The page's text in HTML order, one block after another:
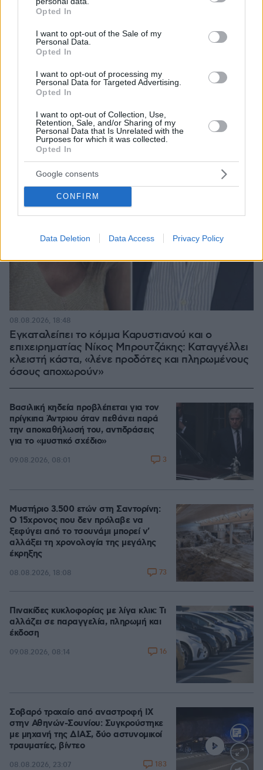
grant or deny consent to Google and its third-party tags to
use your data for below specified purposes in below Google
consent section.
Opted In
I want to opt-out of the Sale of my
Personal Data.
Opted In
I want to opt-out of processing my
Personal Data for Targeted Advertising.
Opted In
I want to opt-out of Collection, Use,
Retention, Sale, and/or Sharing of my
Personal Data that Is Unrelated with the
Purposes for which it was collected.
Opted In
Google consents
CONFIRM
Data Deletion Data Access Privacy Policy
τον 13χρονο Λιονέλ από το χέρι και άλλαξε την
χαρτοπετσέτα
Εγκαταλείπει το κόμμα Καρυστιανού και ο
επιχειρηματίας Νίκος Μπρουτζάκης: Καταγγέλλει
κλειστή κάστα, «λένε προδότες και πληρωμένους
όσους αποχωρούν»
08.08.2026, 18:48
Βασιλική κηδεία προβλέπεται για τον
πρίγκιπα Άντριου όταν πεθάνει παρά
την αποκαθήλωσή του, αντιδράσεις
για το «μυστικό σχέδιο»
09.08.2026, 08:01 3
Μυστήριο 3.500 ετών στη Σαντορίνη:
Ο 15χρονος που δεν πρόλαβε να
ξεφύγει από το τσουνάμι μπορεί ν'
αλλάξει τη χρονολογία της μεγάλης
έκρηξης
08.08.2026, 18:08 73
Πινακίδες κυκλοφορίας με λίγα κλικ: Τι
αλλάζει σε παραγγελία, πληρωμή και
έκδοση
09.08.2026, 08:14 16
Σοβαρό τροχαίο από αναστροφή ΙΧ
στην Αθηνών-Σουνίου: Συγκρούστηκε
με μηχανή της ΔΙΑΣ, δύο αστυνομικοί
τραυματίες, βίντεο
08.08.2026, 23:07 183